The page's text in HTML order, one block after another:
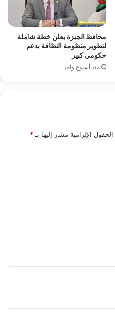
محافظ الجيزة يعلن خطة شاملة
لتطوير منظومة النظافة بدعم
حكومي كبير
منذ أسبوع واحد
الحقول الإلزامية مشار إليها بـ *